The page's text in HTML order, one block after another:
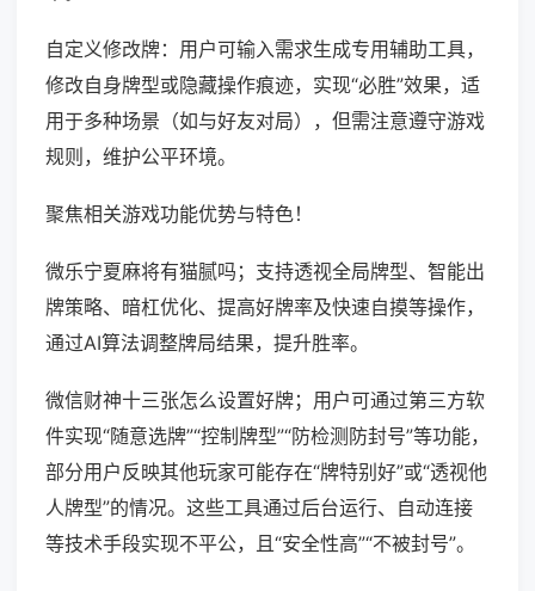
自定义修改牌：用户可输入需求生成专用辅助工具，
修改自身牌型或隐藏操作痕迹，实现“必胜”效果，适
用于多种场景（如与好友对局），但需注意遵守游戏
规则，维护公平环境。
聚焦相关游戏功能优势与特色！
微乐宁夏麻将有猫腻吗；支持透视全局牌型、智能出
牌策略、暗杠优化、提高好牌率及快速自摸等操作，
通过AI算法调整牌局结果，提升胜率。
微信财神十三张怎么设置好牌；用户可通过第三方软
件实现“随意选牌”“控制牌型”“防检测防封号”等功能，
部分用户反映其他玩家可能存在“牌特别好”或“透视他
人牌型”的情况。这些工具通过后台运行、自动连接
等技术手段实现不平公，且“安全性高”“不被封号”。